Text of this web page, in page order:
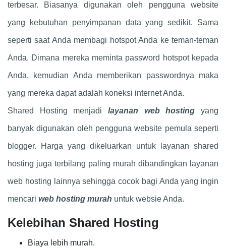
terbesar. Biasanya digunakan oleh pengguna website
yang kebutuhan penyimpanan data yang sedikit. Sama
seperti saat Anda membagi hotspot Anda ke teman-teman
Anda. Dimana mereka meminta password hotspot kepada
Anda, kemudian Anda memberikan passwordnya maka
yang mereka dapat adalah koneksi internet Anda.
Shared Hosting menjadi layanan web hosting yang
banyak digunakan oleh pengguna website pemula seperti
blogger. Harga yang dikeluarkan untuk layanan shared
hosting juga terbilang paling murah dibandingkan layanan
web hosting lainnya sehingga cocok bagi Anda yang ingin
mencari web hosting murah untuk websie Anda.
Kelebihan Shared Hosting
Biaya lebih murah.